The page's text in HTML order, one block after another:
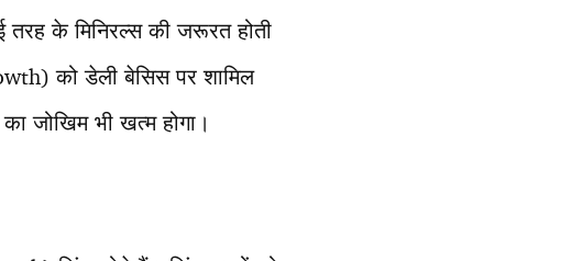
तरह के मिनिरल्स की जरूरत होती
को डेली बेसिस पर शामिल
जोखिम भी खत्म होगा।